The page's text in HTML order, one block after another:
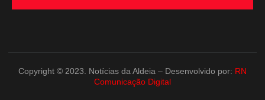
Copyright © 2023. Notícias da Aldeia – Desenvolvido por: RN
Comunicação Digital